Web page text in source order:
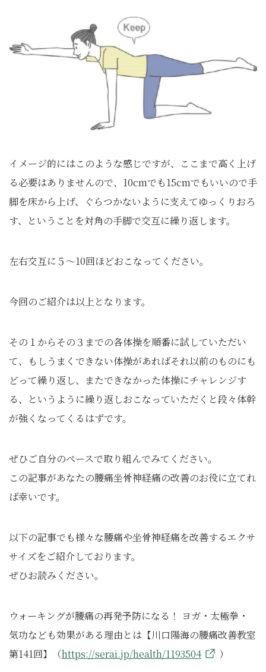
イメージ的にはこのような感じですが、ここまで高く上げ
る必要はありませんので、10cmでも15cmでもいいので手
脚を床から上げ、ぐらつかないように支えてゆっくりおろ
す、ということを対角の手脚で交互に繰り返します。
左右交互に５～10回ほどおこなってください。
今回のご紹介は以上となります。
その１からその３までの各体操を順番に試していただい
て、もしうまくできない体操があればそれ以前のものにも
どって繰り返し、またできなかった体操にチャレンジす
る、というように繰り返しおこなっていただくと段々体幹
が強くなってくるはずです。
ぜひご自分のペースで取り組んでみてください。
この記事があなたの腰痛坐骨神経痛の改善のお役に立てれ
ば幸いです。
以下の記事でも様々な腰痛や坐骨神経痛を改善するエクサ
サイズをご紹介しております。
ぜひお読みください。
ウォーキングが腰痛の再発予防になる！ ヨガ・太極拳・
気功なども効果がある理由とは【川口陽海の腰痛改善教室
第141回】（https://serai.jp/health/1193504 ）